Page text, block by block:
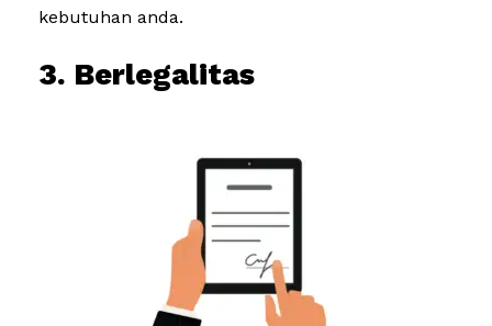
kebutuhan anda.
3. Berlegalitas